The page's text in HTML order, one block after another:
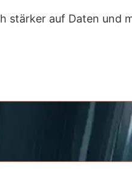
stärker auf Daten und